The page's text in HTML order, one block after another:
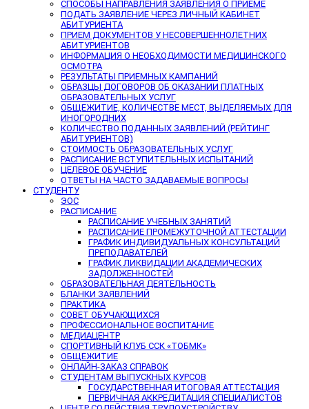
СПОСОБЫ НАПРАВЛЕНИЯ ЗАЯВЛЕНИЯ О ПРИЕМЕ
ПОДАТЬ ЗАЯВЛЕНИЕ ЧЕРЕЗ ЛИЧНЫЙ КАБИНЕТ
АБИТУРИЕНТА
ПРИЕМ ДОКУМЕНТОВ У НЕСОВЕРШЕННОЛЕТНИХ
АБИТУРИЕНТОВ
ИНФОРМАЦИЯ О НЕОБХОДИМОСТИ МЕДИЦИНСКОГО
ОСМОТРА
РЕЗУЛЬТАТЫ ПРИЕМНЫХ КАМПАНИЙ
ОБРАЗЦЫ ДОГОВОРОВ ОБ ОКАЗАНИИ ПЛАТНЫХ
ОБРАЗОВАТЕЛЬНЫХ УСЛУГ
ОБЩЕЖИТИЕ, КОЛИЧЕСТВЕ МЕСТ, ВЫДЕЛЯЕМЫХ ДЛЯ
ИНОГОРОДНИХ
КОЛИЧЕСТВО ПОДАННЫХ ЗАЯВЛЕНИЙ (РЕЙТИНГ
АБИТУРИЕНТОВ)
СТОИМОСТЬ ОБРАЗОВАТЕЛЬНЫХ УСЛУГ
РАСПИСАНИЕ ВСТУПИТЕЛЬНЫХ ИСПЫТАНИЙ
ЦЕЛЕВОЕ ОБУЧЕНИЕ
ОТВЕТЫ НА ЧАСТО ЗАДАВАЕМЫЕ ВОПРОСЫ
СТУДЕНТУ
ЭОС
РАСПИСАНИЕ
РАСПИСАНИЕ УЧЕБНЫХ ЗАНЯТИЙ
РАСПИСАНИЕ ПРОМЕЖУТОЧНОЙ АТТЕСТАЦИИ
ГРАФИК ИНДИВИДУАЛЬНЫХ КОНСУЛЬТАЦИЙ
ПРЕПОДАВАТЕЛЕЙ
ГРАФИК ЛИКВИДАЦИИ АКАДЕМИЧЕСКИХ
ЗАДОЛЖЕННОСТЕЙ
ОБРАЗОВАТЕЛЬНАЯ ДЕЯТЕЛЬНОСТЬ
БЛАНКИ ЗАЯВЛЕНИЙ
ПРАКТИКА
СОВЕТ ОБУЧАЮЩИХСЯ
ПРОФЕССИОНАЛЬНОЕ ВОСПИТАНИЕ
МЕДИАЦЕНТР
СПОРТИВНЫЙ КЛУБ ССК «ТОБМК»
ОБЩЕЖИТИЕ
ОНЛАЙН-ЗАКАЗ СПРАВОК
СТУДЕНТАМ ВЫПУСКНЫХ КУРСОВ
ГОСУДАРСТВЕННАЯ ИТОГОВАЯ АТТЕСТАЦИЯ
ПЕРВИЧНАЯ АККРЕДИТАЦИЯ СПЕЦИАЛИСТОВ